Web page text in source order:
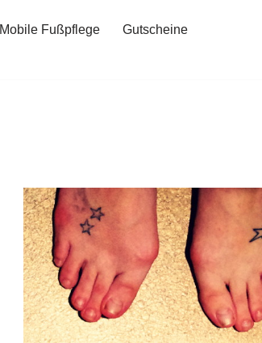
Mobile Fußpflege
Gutscheine